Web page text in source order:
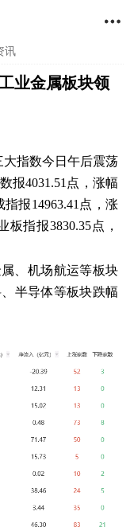

讯
业金属板块领
指数今日午后震荡
报4031.51点，涨幅
指报14963.41点，涨
板指报3830.35点，
、机场航运等板块
半导体等板块跌幅